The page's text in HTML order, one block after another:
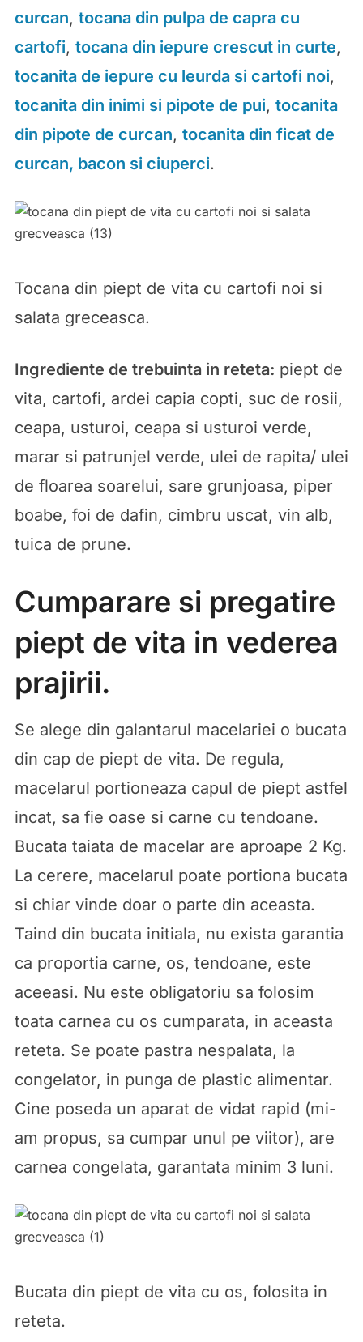
curcan, tocana din pulpa de capra cu
cartofi, tocana din iepure crescut in curte,
tocanita de iepure cu leurda si cartofi noi,
tocanita din inimi si pipote de pui, tocanita
din pipote de curcan, tocanita din ficat de
curcan, bacon si ciuperci.
Tocana din piept de vita cu cartofi noi si
salata greceasca.
Ingrediente de trebuinta in reteta: piept de
vita, cartofi, ardei capia copti, suc de rosii,
ceapa, usturoi, ceapa si usturoi verde,
marar si patrunjel verde, ulei de rapita/ ulei
de floarea soarelui, sare grunjoasa, piper
boabe, foi de dafin, cimbru uscat, vin alb,
tuica de prune.
Cumparare si pregatire
piept de vita in vederea
prajirii.
Se alege din galantarul macelariei o bucata
din cap de piept de vita. De regula,
macelarul portioneaza capul de piept astfel
incat, sa fie oase si carne cu tendoane.
Bucata taiata de macelar are aproape 2 Kg.
La cerere, macelarul poate portiona bucata
si chiar vinde doar o parte din aceasta.
Taind din bucata initiala, nu exista garantia
ca proportia carne, os, tendoane, este
aceeasi. Nu este obligatoriu sa folosim
toata carnea cu os cumparata, in aceasta
reteta. Se poate pastra nespalata, la
congelator, in punga de plastic alimentar.
Cine poseda un aparat de vidat rapid (mi-
am propus, sa cumpar unul pe viitor), are
carnea congelata, garantata minim 3 luni.
Bucata din piept de vita cu os, folosita in
reteta.